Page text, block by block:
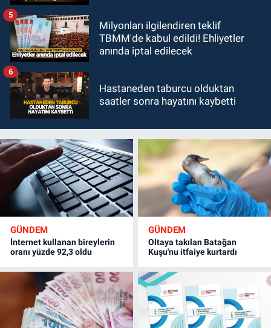
Milyonları ilgilendiren teklif
TBMM'de kabul edildi! Ehliyetler
anında iptal edilecek
5
Hastaneden taburcu olduktan
saatler sonra hayatını kaybetti
6
GÜNDEM
İnternet kullanan bireylerin
oranı yüzde 92,3 oldu
GÜNDEM
Oltaya takılan Batağan
Kuşu'nu itfaiye kurtardı